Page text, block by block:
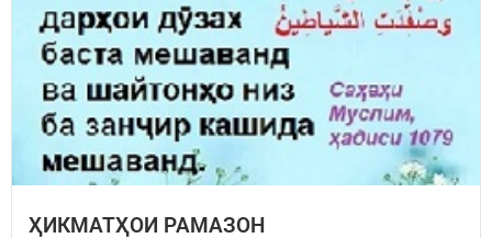
ҲИКМАТҲОИ РАМАЗОН